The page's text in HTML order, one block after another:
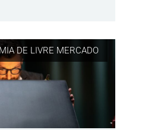
DE LIVRE MERCADO